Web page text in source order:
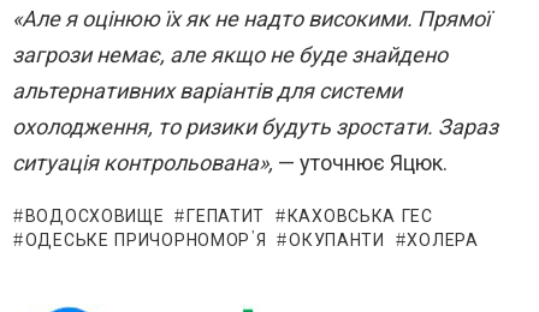
«Але я оцінюю їх як не надто високими. Прямої
загрози немає, але якщо не буде знайдено
альтернативних варіантів для системи
охолодження, то ризики будуть зростати. Зараз
ситуація контрольована», — уточнює Яцюк.
ВОДОСХОВИЩЕ ГЕПАТИТ
КАХОВСЬКА ГЕС
ОДЕСЬКЕ ПРИЧОРНОМОР’Я
ОКУПАНТИ ХОЛЕРА